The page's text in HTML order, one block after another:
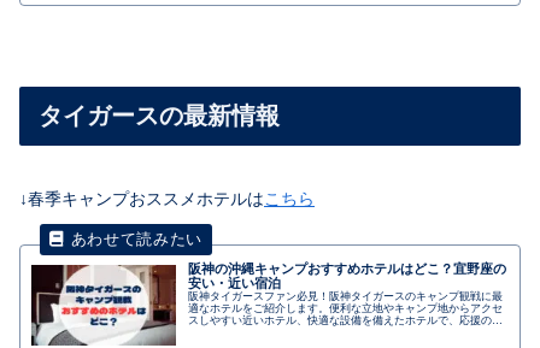
タイガースの最新情報
↓春季キャンプおススメホテルはこちら
阪神の沖縄キャンプおすすめホテルはどこ？宜野座の
安い・近い宿泊
阪神タイガースファン必見！阪神タイガースのキャンプ観戦に最
適なホテルをご紹介します。便利な立地やキャンプ地からアクセ
スしやすい近いホテル、快適な設備を備えたホテルで、応援の合